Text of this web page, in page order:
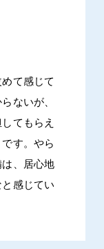
て感じて
ないが、
てもらえ
す。やら
、居心地
感じてい